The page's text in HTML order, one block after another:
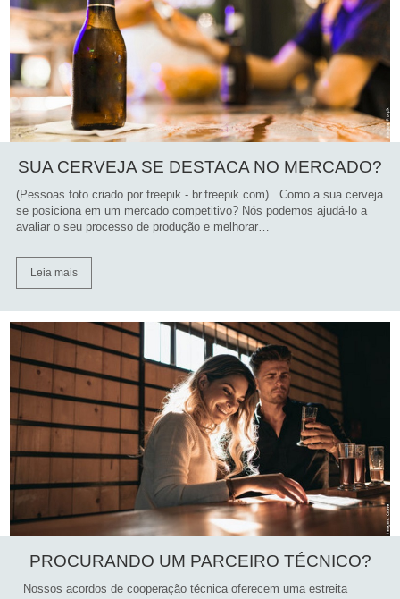
SUA CERVEJA SE DESTACA NO MERCADO?
(Pessoas foto criado por freepik - br.freepik.com) Como a sua cerveja
se posiciona em um mercado competitivo? Nós podemos ajudá-lo a
avaliar o seu processo de produção e melhorar…
Leia mais
PROCURANDO UM PARCEIRO TÉCNICO?
Nossos acordos de cooperação técnica oferecem uma estreita